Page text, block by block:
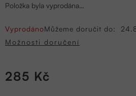
Položka byla vyprodána…
VyprodánoMůžeme doručit do:
Možnosti doručení
285 Kč